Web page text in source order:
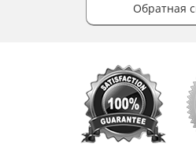
Обратная